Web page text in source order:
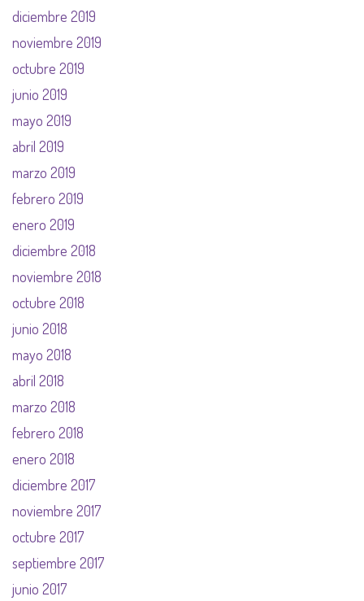
diciembre 2019
noviembre 2019
octubre 2019
junio 2019
mayo 2019
abril 2019
marzo 2019
febrero 2019
enero 2019
diciembre 2018
noviembre 2018
octubre 2018
junio 2018
mayo 2018
abril 2018
marzo 2018
febrero 2018
enero 2018
diciembre 2017
noviembre 2017
octubre 2017
septiembre 2017
junio 2017